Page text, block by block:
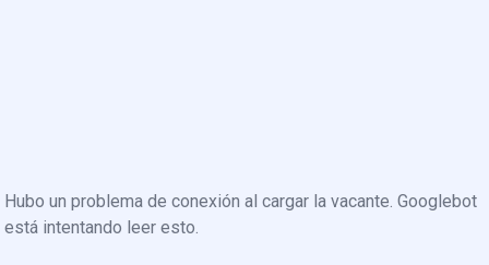
Hubo un problema de conexión al cargar la vacante. Googlebot
está intentando leer esto.